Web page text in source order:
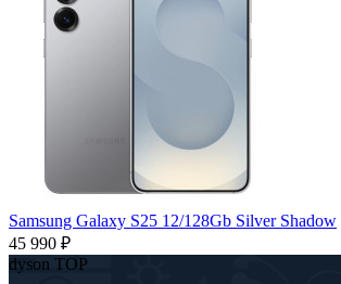
Samsung Galaxy S25 12/128Gb Silver Shadow
45 990 ₽
dyson TOP